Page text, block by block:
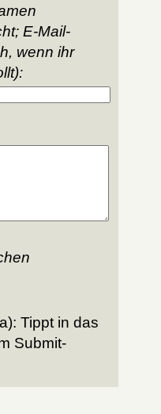
E-Mail-
wenn ihr
Tippt in das
Submit-